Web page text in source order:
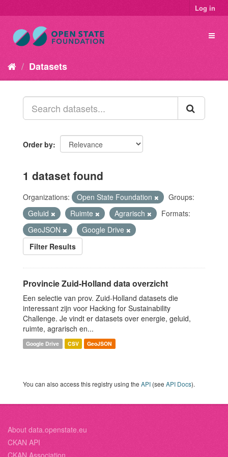
Log in
Datasets
Order by
1 dataset found
Organizations: Open State Foundation
Groups:
Geluid
Ruimte Agrarisch
Formats:
GeoJSON
Google Drive
Filter Results
Provincie Zuid-Holland data overzicht
Een selectie van prov. Zuid-Holland datasets die
interessant zijn voor Hacking for Sustainability
Challenge. Je vindt er datasets over energie, geluid,
ruimte, agrarisch en...
Google Drive CSV GeoJSON
You can also access this registry using the API (see API Docs).
About data.openstate.eu
CKAN API
CKAN Association